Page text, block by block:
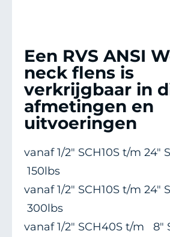
Een RVS ANSI
neck flens is
verkrijgbaar in
afmetingen en
uitvoeringen
vanaf 1/2" SCH10S t/m 24"
150lbs
vanaf 1/2" SCH10S t/m 24"
300lbs
vanaf 1/2" SCH40S t/m 8"